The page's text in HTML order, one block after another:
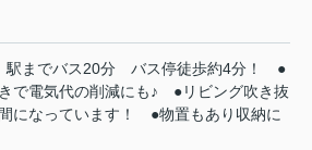
駅までバス20分 バス停徒歩約4分！
●
で電気代の削減にも♪
●リビング吹き抜
になっています！
●物置もあり収納に